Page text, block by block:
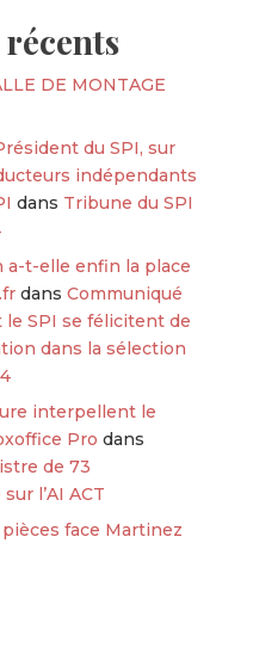
DE MONTAGE
du SPI, sur
indépendants
dans Tribune du SPI
a-t-elle enfin la place
dans Communiqué
le SPI se félicitent de
dans la sélection
interpellent le
Pro dans
de 73
l’AI ACT
pièces face Martinez